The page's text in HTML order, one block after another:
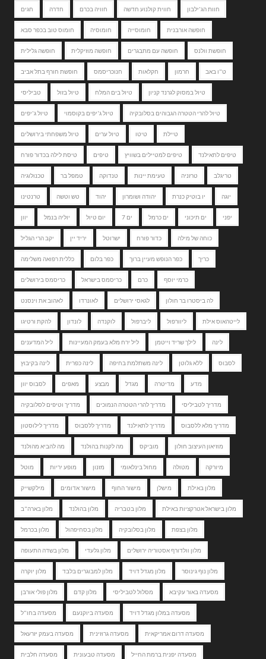
חגים חדרה חוויה בכרם חווית קולנוע חדשה חוות הג'ילבון
חומוס טוב בכפר סבא חומוסיה חומוסייה חופשה אורבנית
חופשה גלילית חופשה מוזיקלית חופשה עם מתבגרים חופשת וולנס
חופשת חורף בתל אביב חנוכריסמס חקלאות חרמון ט"ו באב
טביליסי טיול בזול טיול בים המלח טיול במסוק לגרנד קניון
טיול ג'יפים טיול ג'יפים בקוסמוי טיול להרי הטטרה הגבוהים בסלובקיה
טיול משפחתי בירושלים טיול ערים טיטו טיילת
טיסת לילה בכדור פורח טיפים טיפים למטיילים בשוויץ טיפים לתאילנד
טכנולוגיה טמפל בר טנדוקה טעימת יינות טרזניה טריגלב
טרנטינו טש וטשה יהוד יהודה ושומרון יו בוטיק כנרת יוגה
יוון יוליה בנמל יום טיול ים 7 ים כרמל ים תיכוני יפני
יקב הרי הגליל יריד יין ישרוטל כדור פורח כוחה של מילה
כללית רפואה משלימה כפר בלום כפר הנופש מעיין ברוך כריך
כריסמס בירושלים כריסמס בישראל כרם כרמי יוסף
לאהוב את וינסנט לאונרדו לגאסי ירושלים לה ביסטרו בר חולון
להקת ורטיגו לונדון לוקנדה ליברפול ליוורפול לייטהאוס אילת
ליל המדענים ליל ירח מלא בעמק המעיינות לילך שריד וייטמן לינה
לינה בקיבוץ לינה כפרית לינה משתלמת בחיפה ללא גלוטן לסבוס
לסבוס יוון מאפים מבצע מגדל מדיטרה מדע
מדריך וטיפים לסלובקיה מדריך להרי הטטרה הנמוכים מדריך לטביליסי
מדריך לילוסטון מדריך ללסבוס מדריך לתאילנד מדריך מלא ללסבוס
מה להביא מהולנד מה לקנות בהולנד מוביקס מוזיאון העיצוב חולון
מוטל מופע יריות מזנון מחול בינלאומי מטולה מיורקה
מילקשייק מישור אדומים מישור החוף מישלן מלון באילת
מלון בארה"ב מלון בהולנד מלון בטבריה מלון בישראל אטרקציות באילת
מלון בכרמל מלון בסחיפהול מלון בסלובקיה מלון בצפת
מלון בשדה התעופה מלון גלעדי מלון וולדורף אסטוריה ירושלים
מלון יוקרה מלון למבוגרים בלבד מלון מגדל דויד מלון נוף גינוסר
מלון פולי אורבן מלון קדם מסלול לטביליסי מסעדה באור עקיבא
מסעדה בחו"ל מסעדה ביוקנעם מסעדה במלון מגדל דויד
מסעדה בעמק יזרעאל מסעדה גרוזינית מסעדה דרום אמריקאית
מסעדה חלבית מסעדה טבעונית מסעדה יפנית ברמת החייל